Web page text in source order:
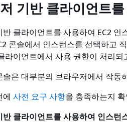
기반 클라이언트
반 클라이언트를 사용하여 EC2
콘솔에서 인스턴스를 선택하고
라이언트에서 사용 권한이 처리
솔은 대부분의 브라우저에서 작
에 사전 요구 사항을 충족하는지
반 클라이언트를 사용하여 인스